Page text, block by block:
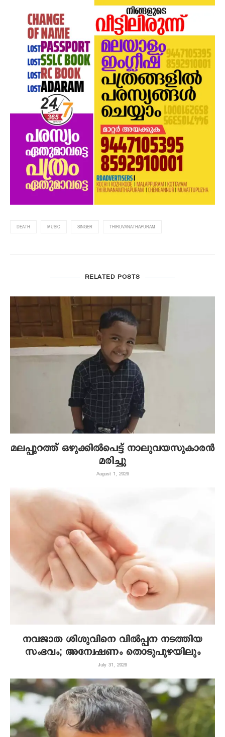
DEATH MUSIC SINGER THIRUVANATHAPURAM
RELATED POSTS
മലപ്പുറത്ത് ഒഴുക്കിൽപെട്ട് നാലുവയസുകാരൻ
മരിച്ചു
August 1, 2026
നവജാത ശിശുവിനെ വില്‍പ്പന നടത്തിയ
സംഭവം; അന്വേഷണം തൊടുപുഴയിലും
July 31, 2026